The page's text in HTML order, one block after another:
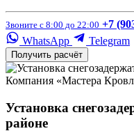
Звоните с 8:00 до 22:00 +7
WhatsApp
Telegram
Получить расчёт
Компания «Мастера
Установка
районе